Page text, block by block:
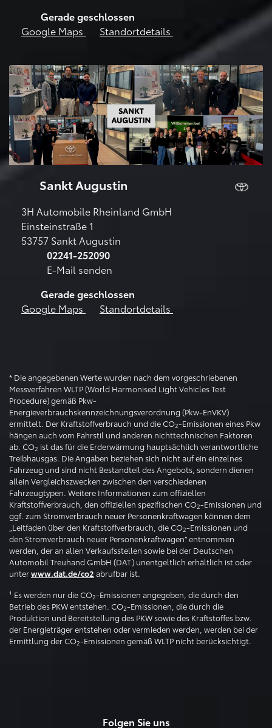
Gerade geschlossen
Google Maps Standortdetails
Sankt Augustin
3H Automobile Rheinland GmbH
Einsteinstraße 1
53757 Sankt Augustin
02241-252090
E-Mail senden
Gerade geschlossen
Google Maps Standortdetails
* Die angegebenen Werte wurden nach dem vorgeschriebenen
Messverfahren WLTP (World Harmonised Light Vehicles Test
Procedure) gemäß Pkw-
Energieverbrauchskennzeichnungsverordnung (Pkw-EnVKV)
ermittelt. Der Kraftstoffverbrauch und die CO2-Emissionen eines Pkw
hängen auch vom Fahrstil und anderen nichttechnischen Faktoren
ab. CO2 ist das für die Erderwärmung hauptsächlich verantwortliche
Treibhausgas. Die Angaben beziehen sich nicht auf ein einzelnes
Fahrzeug und sind nicht Bestandteil des Angebots, sondern dienen
allein Vergleichszwecken zwischen den verschiedenen
Fahrzeugtypen. Weitere Informationen zum offiziellen
Kraftstoffverbrauch, den offiziellen spezifischen CO2-Emissionen und
ggf. zum Stromverbrauch neuer Personenkraftwagen können dem
„Leitfaden über den Kraftstoffverbrauch, die CO2-Emissionen und
den Stromverbrauch neuer Personenkraftwagen“ entnommen
werden, der an allen Verkaufsstellen sowie bei der Deutschen
Automobil Treuhand GmbH (DAT) unentgeltlich erhältlich ist oder
unterwww.dat.de/co2 abrufbar ist.
¹ Es werden nur die CO2-Emissionen angegeben, die durch den
Betrieb des PKW entstehen. CO2-Emissionen, die durch die
Produktion und Bereitstellung des PKW sowie des Kraftstoffes bzw.
der Energieträger entstehen oder vermieden werden, werden bei der
Ermittlung der CO2-Emissionen gemäß WLTP nicht berücksichtigt.
Folgen Sie uns